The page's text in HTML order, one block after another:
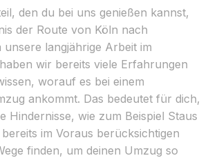
den du bei uns genießen kannst,
der Route von Köln nach
langjährige Arbeit im
wir bereits viele Erfahrungen
worauf es bei einem
ankommt. Das bedeutet für dich,
Hindernisse, wie zum Beispiel Staus
im Voraus berücksichtigen
finden, um deinen Umzug so